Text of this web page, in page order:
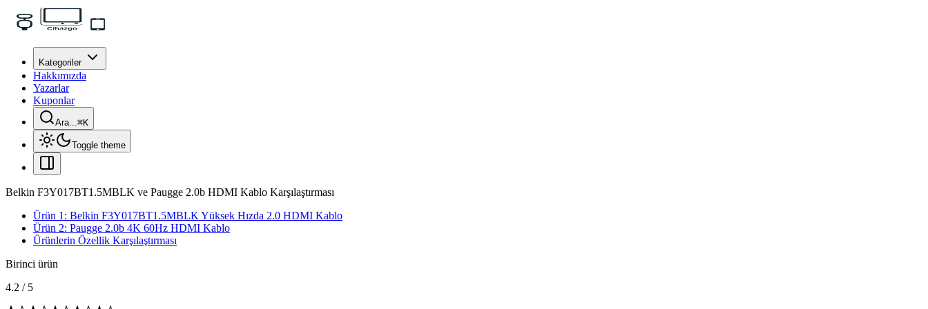
Kategoriler
Hakkımızda
Yazarlar
Kuponlar
Ara...⌘K
Toggle theme
Belkin F3Y017BT1.5MBLK ve Paugge 2.0b HDMI Kablo Karşılaştırması
Ürün 1: Belkin F3Y017BT1.5MBLK Yüksek Hızda 2.0 HDMI Kablo
Ürün 2: Paugge 2.0b 4K 60Hz HDMI Kablo
Ürünlerin Özellik Karşılaştırması
Birinci ürün
4.2 / 5